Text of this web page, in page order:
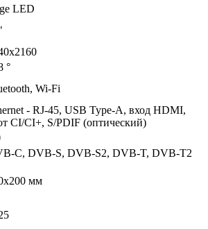
LED
°
Wi-Fi
- RJ-45, USB Type-A, вход HDMI,
CI/CI+, S/PDIF (оптический)
C, DVB-S, DVB-S2, DVB-T, DVB-T2
мм